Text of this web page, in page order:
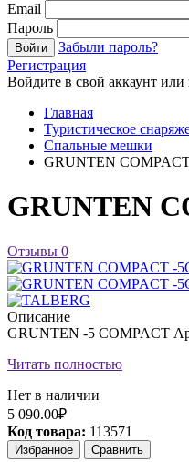
Email
Пароль
Войти
Забыли пароль?
Регистрация
Войдите в свой аккаунт
Главная
Туристическое
Спальные мешки
GRUNTEN
GRUNTEN
Отзывы 0
Описание
GRUNTEN -5 COMPACT
Читать полностью
Нет в наличии
5 090.00₽
Код товара: 113571
Избранное Сравнить